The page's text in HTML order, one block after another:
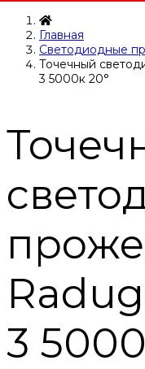
Главная
Светодиодные
Точечный
3 5000к 20°
3